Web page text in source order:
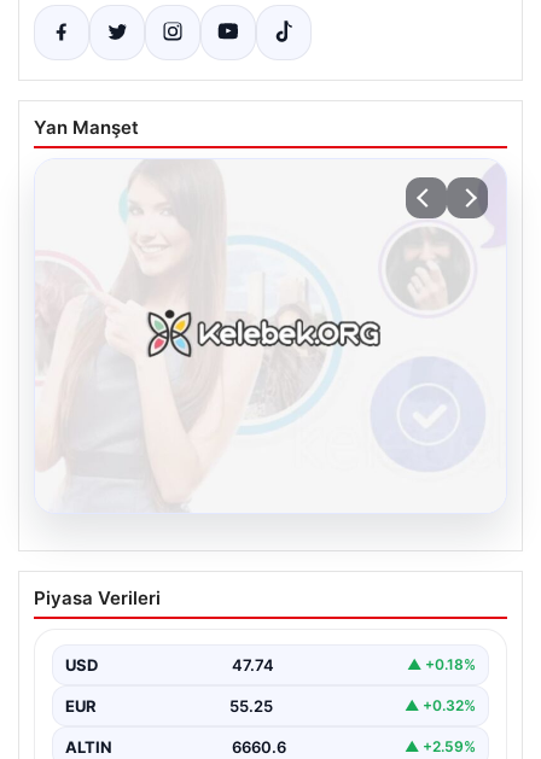
Yan Manşet
Kelebek.Org İle Dijital İletişimin
Sertifikalı Adresi Ve Chat Deneyimi
irtibat sağlaması ciddi bir hassasiyet barındırmaktadır.
Güncel olarak…
Piyasa Verileri
USD 47.74 ▲ +0.18%
EUR 55.25 ▲ +0.32%
ALTIN 6660.6 ▲ +2.59%